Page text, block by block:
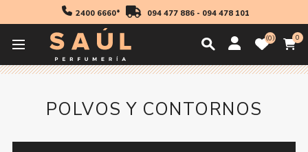
2400 6660* 094 477 886- 094 478 101
0 0
Maquillaje
POLVOS Y CONTORNOS